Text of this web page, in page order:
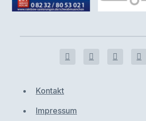
Kontakt
Impressum